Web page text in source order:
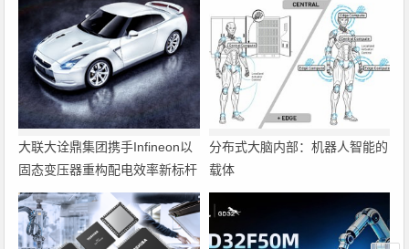
大联大诠鼎集团携手Infineon以
固态变压器重构配电效率新标杆
分布式大脑内部：机器人智能的
载体